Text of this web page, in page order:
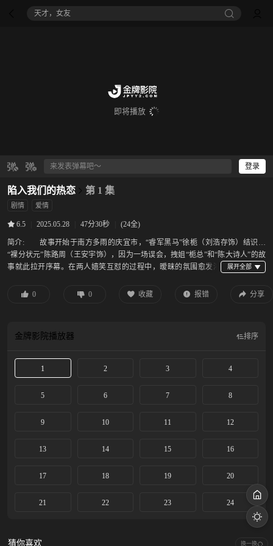
天才，女友
即将播放
登录
陷入我们的热恋 第 1 集
剧情 爱情
6.5 2025.05.28 47分30秒 (24全)
简介:故事开始于南方多雨的庆宜市，“睿军黑马”徐栀（刘浩存饰）结识了
“裸分状元”陈路周（王安宇饰），因为一场误会，拽姐“栀总”和“陈大诗人”的故
事就此拉开序幕。在两人嬉笑互怼的过程中，暧昧的氛围愈发浓
家里安排出国读书，徐栀则如愿去了北京念建筑系，双向奔赴的两人却只能天各
0 0 收藏 报错 分享
金牌影院播放器 排序
1 2 3 4
5 6 7 8
9 10 11 12
13 14 15 16
17 18 19 20
21 22 23 24
猜你喜欢 换一换